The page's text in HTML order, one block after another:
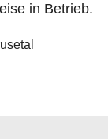
in Betrieb.